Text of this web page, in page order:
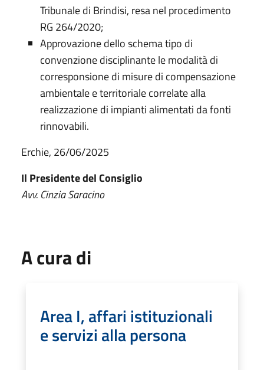
Tribunale di Brindisi, resa nel procedimento
RG 264/2020;
Approvazione dello schema tipo di
convenzione disciplinante le modalità di
corresponsione di misure di compensazione
ambientale e territoriale correlate alla
realizzazione di impianti alimentati da fonti
rinnovabili.
Erchie, 26/06/2025
Il Presidente del Consiglio
Avv. Cinzia Saracino
A cura di
Area I, affari istituzionali
e servizi alla persona